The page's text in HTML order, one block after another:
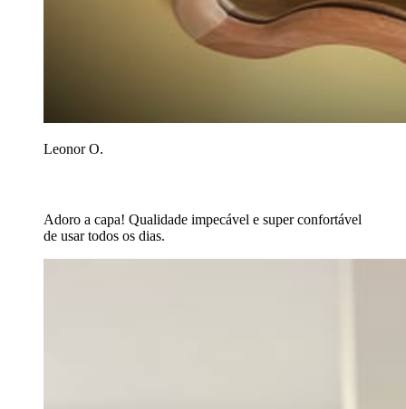
Leonor O.
Adoro a capa! Qualidade impecável e super confortável
de usar todos os dias.